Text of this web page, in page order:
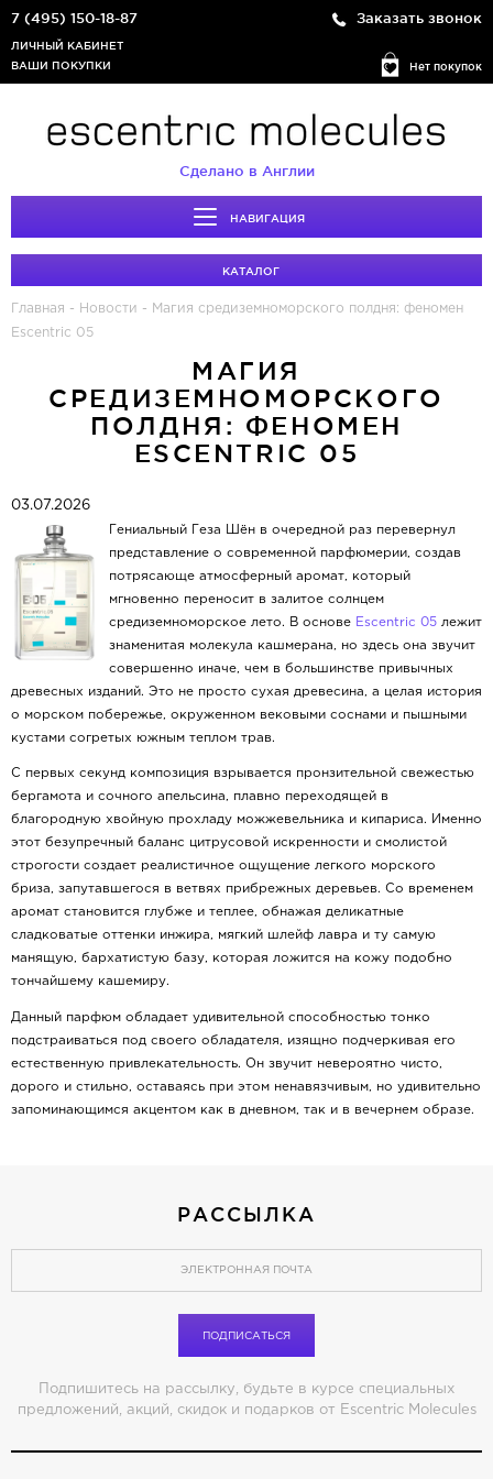
7 (495) 150-18-87 Заказать звонок
Нет покупок
ЛИЧНЫЙ КАБИНЕТ
ВАШИ ПОКУПКИ
Сделано в Англии
НАВИГАЦИЯ
КАТАЛОГ
Главная - Новости -
Магия средиземноморского полдня: феномен
Escentric 05
МАГИЯ
СРЕДИЗЕМНОМОРСКОГО
ПОЛДНЯ: ФЕНОМЕН
ESCENTRIC 05
03.07.2026
Гениальный Геза Шён в очередной раз перевернул
представление о современной парфюмерии, создав
потрясающе атмосферный аромат, который
мгновенно переносит в залитое солнцем
средиземноморское лето. В основе Escentric 05 лежит
знаменитая молекула кашмерана, но здесь она звучит
совершенно иначе, чем в большинстве привычных
древесных изданий. Это не просто сухая древесина, а целая история
о морском побережье, окруженном вековыми соснами и пышными
кустами согретых южным теплом трав.
С первых секунд композиция взрывается пронзительной свежестью
бергамота и сочного апельсина, плавно переходящей в
благородную хвойную прохладу можжевельника и кипариса. Именно
этот безупречный баланс цитрусовой искренности и смолистой
строгости создает реалистичное ощущение легкого морского
бриза, запутавшегося в ветвях прибрежных деревьев. Со временем
аромат становится глубже и теплее, обнажая деликатные
сладковатые оттенки инжира, мягкий шлейф лавра и ту самую
манящую, бархатистую базу, которая ложится на кожу подобно
тончайшему кашемиру.
Данный парфюм обладает удивительной способностью тонко
подстраиваться под своего обладателя, изящно подчеркивая его
естественную привлекательность. Он звучит невероятно чисто,
дорого и стильно, оставаясь при этом ненавязчивым, но удивительно
запоминающимся акцентом как в дневном, так и в вечернем образе.
РАССЫЛКА
ПОДПИСАТЬСЯ
Подпишитесь на рассылку, будьте в курсе специальных
предложений, акций, скидок и подарков от Escentric Molecules